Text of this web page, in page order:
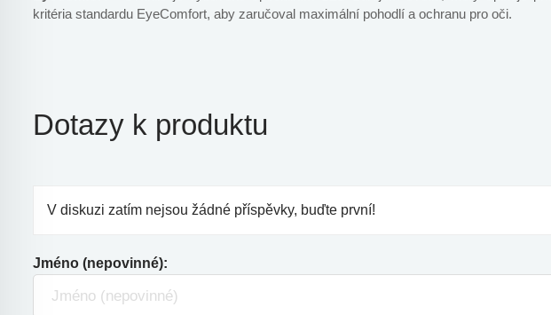
kritéria standardu EyeComfort, aby zaručoval maximální pohodlí a ochranu pro oči.
Dotazy k produktu
V diskuzi zatím nejsou žádné příspěvky, buďte první!
Jméno (nepovinné):